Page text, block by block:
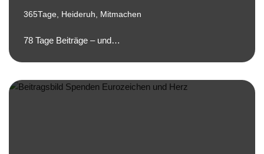
365Tage Heideruh Mitmachen
78 Tage Beiträge – und…